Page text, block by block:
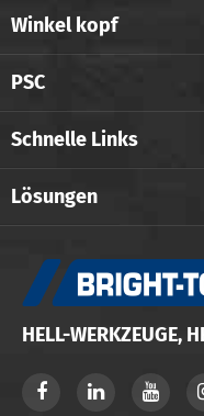
Winkel kopf
PSC
Schnelle Links
Lösungen
HELL-WERKZEUGE,